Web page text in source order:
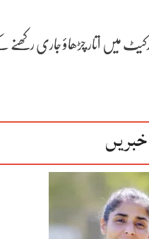
مارکیٹ میں اتار چڑھاؤ جاری